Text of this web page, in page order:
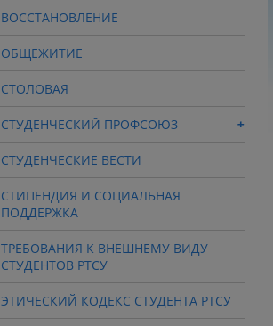
ВОССТАНОВЛЕНИЕ
ОБЩЕЖИТИЕ
СТОЛОВАЯ
СТУДЕНЧЕСКИЙ ПРОФСОЮЗ
СТУДЕНЧЕСКИЕ ВЕСТИ
СТИПЕНДИЯ И СОЦИАЛЬНАЯ
ПОДДЕРЖКА
ТРЕБОВАНИЯ К ВНЕШНЕМУ ВИДУ
СТУДЕНТОВ РТСУ
ЭТИЧЕСКИЙ КОДЕКС СТУДЕНТА РТСУ